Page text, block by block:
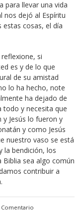
para llevar una vida
nos dejó al Espíritu
cosas, el día
si
es y de lo que
de su amistad
lo ha hecho, note
ha dejado de
todo y necesita que
Jesús lo fueron y
y como Jesús
nuestro vaso se está
la bendición, los
sea algo común
contribuir a
Comentario